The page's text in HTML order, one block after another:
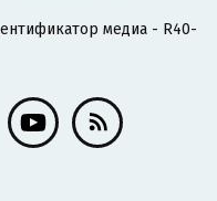
медиа - R40-